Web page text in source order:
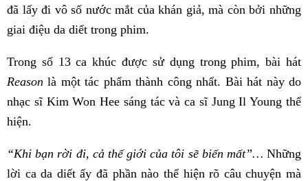
đã lấy đi vô số nước mắt của khán giả, mà còn bởi những
giai điệu da diết trong phim.
Trong số 13 ca khúc được sử dụng trong phim, bài hát
Reason là một tác phẩm thành công nhất. Bài hát này do
nhạc sĩ Kim Won Hee sáng tác và ca sĩ Jung Il Young thể
hiện.
“Khi bạn rời đi, cả thế giới của tôi sẽ biến mất”… Những
lời ca da diết ấy đã phần nào thể hiện rõ câu chuyện mà